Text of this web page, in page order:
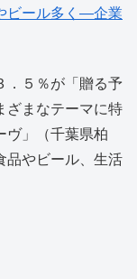
ビール多く―企業
．５％が「贈る予
ざまなテーマに特
ヴ」（千葉県柏
品やビール、生活